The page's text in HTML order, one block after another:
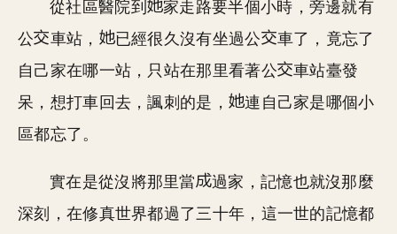
從社區醫院到
家走路要半個小時，旁邊就有
公
車站， 已經很久沒有坐過公
車了，竟忘了
自己家在哪一站，只站在那里看著公
車站臺發
呆，想打車回去，諷刺的是，
連自己家是哪個小
區都忘了。
實在是從沒將那里當
過家，記憶也就沒那麼
深刻，在修真世界都過了三十年，這一世的記憶都